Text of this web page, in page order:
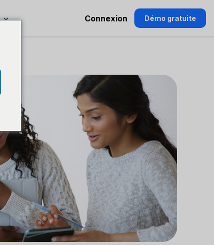
Connexion Démo gratuite